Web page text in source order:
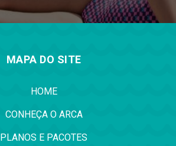
MAPA DO SITE
HOME
CONHEÇA O ARCA
PLANOS E PACOTES